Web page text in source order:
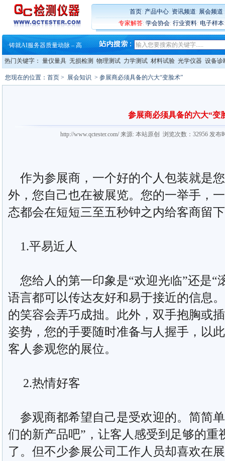
首页: 产品中心: 资讯频道: 展会频道
专家解答: 学会协会: 行业资料: 电子样本
蔡司和亿纬锂能达成战略合作
大牌云集 买家升级 ——26
蔡司软件 | 高效变形分析能
·铸就AI服务器质量动脉 – 高
·铸就AI服务器质量动脉 – 高
·ZEISS BOSELLO ADR 让内部缺
·蔡司和亿纬锂能达成战略合作
热门关键字： 量仪量具 无损检测 物理测试 力学测试 材料试验 光学仪器 设备诊
您现在的位置： 首页 > 展会知识 > 参展商必须具备的六大“变脸术”
参展商必须具备的六大“变
http://www.qctester.com/ 来源: 本站原创 浏览次数：32956 发布
作为参展商，一个好的个人包装就是
外，您自己也在被展览。您的一举手，
态都会在短短三至五秒钟之内给客商留
1.平易近人
您给人的第一印象是“欢迎光临”还是“
语言都可以传达友好和易于接近的信息
的笑容会弄巧成拙。此外，双手抱胸或
姿势，您的手要随时准备与人握手，以
客人参观您的展位。
2.热情好客
参观商都希望自己是受欢迎的。简简
们的新产品吧”，让客人感受到足够的重
了。但不少参展公司工作人员却喜欢在